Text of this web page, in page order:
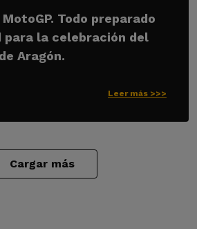
Todo preparado
para la celebración del
Aragón.
Leer más >>>
Cargar más